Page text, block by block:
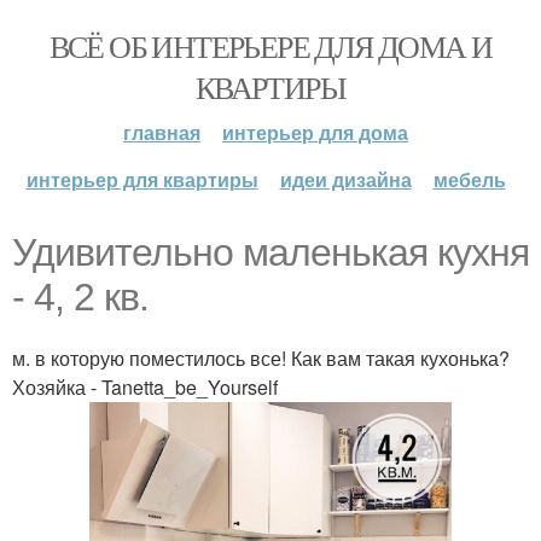
ВСЁ ОБ ИНТЕРЬЕРЕ ДЛЯ ДОМА И
КВАРТИРЫ
главная
интерьер для дома
интерьер для квартиры
идеи дизайна мебель
Удивительно маленькая кухня
- 4, 2 кв.
м. в которую поместилось все! Как вам такая кухонька?
Хозяйка - Tanetta_be_Yourself